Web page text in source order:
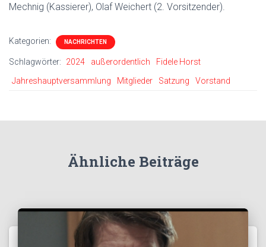
Mechnig (Kassierer), Olaf Weichert (2. Vorsitzender).
Kategorien: NACHRICHTEN
Schlagwörter: 2024 außerordentlich
Fidele Horst
Jahreshauptversammlung
Mitglieder Satzung Vorstand
Ähnliche Beiträge